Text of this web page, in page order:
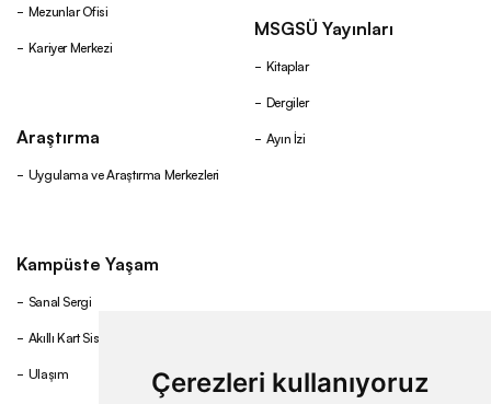
Çerezleri kullanıyoruz
Mezunlar Ofisi
Kariyer Merkezi
Araştırma
Uygulama ve Araştırma Merkezleri
MSGSÜ Yayınları
Kitaplar
Dergiler
Ayın İzi
Kampüste Yaşam
Sanal Sergi
Akıllı Kart Sistemi
Ulaşım